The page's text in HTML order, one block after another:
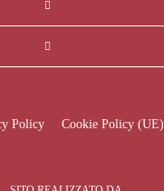
Policy Cookie Policy (UE)